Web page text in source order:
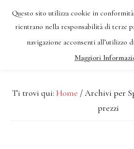
Passa
contenuto
Passa
MENU
Ti trovi qui: Home /Archivi per
prezzi
Questo sito utilizza cookie in
rientrano nella responsabilità di terze
navigazione acconsenti all’utilizzo
Maggiori